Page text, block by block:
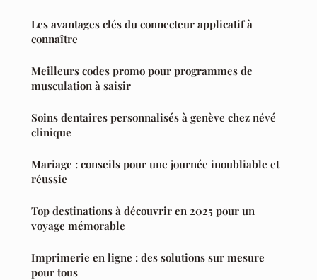
Les avantages clés du connecteur applicatif à
connaître
Meilleurs codes promo pour programmes de
musculation à saisir
Soins dentaires personnalisés à genève chez névé
clinique
Mariage : conseils pour une journée inoubliable et
réussie
Top destinations à découvrir en 2025 pour un
voyage mémorable
Imprimerie en ligne : des solutions sur mesure
pour tous